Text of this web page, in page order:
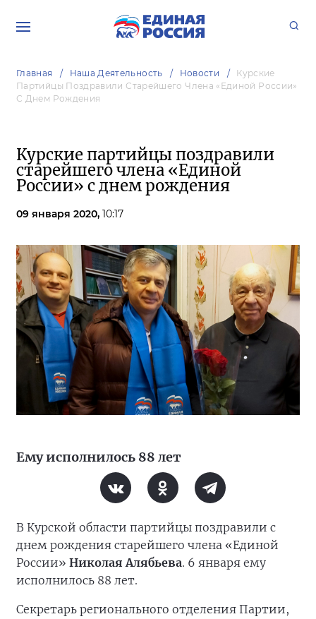
Главная Наша Деятельность Новости
Курские
Партийцы Поздравили Старейшего Члена «Единой России»
С Днем Рождения
Курские партийцы поздравили
старейшего члена «Единой
России» с днем рождения
09 января 2020, 10:17
Ему исполнилось 88 лет
В Курской области партийцы поздравили с
днем рождения старейшего члена «Единой
России» Николая Алябьева. 6 января ему
исполнилось 88 лет.
Секретарь регионального отделения Партии,